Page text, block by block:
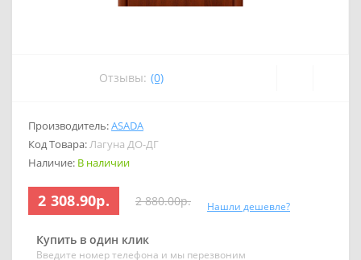
Отзывы: (0)
Производитель:ASADA
Код Товара:Лагуна ДО-ДГ
Наличие: В наличии
2 308.90р. 2 880.00р. Нашли дешевле?
Купить в один клик
Введите номер телефона и мы перезвоним